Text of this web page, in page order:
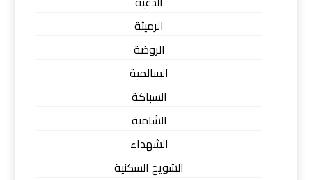
الرميثة
الروضة
السالمية
السباكة
الشامية
الشهداء
الشويخ السكنية